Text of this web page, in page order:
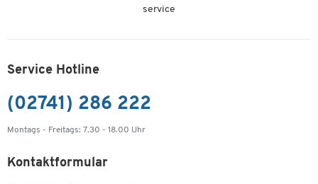
service
Service Hotline
(02741) 286 222
Montags - Freitags: 7.30 - 18.00 Uhr
Kontaktformular